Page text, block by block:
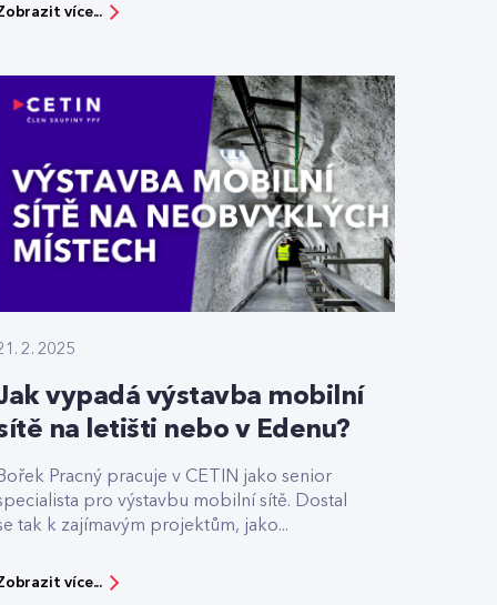
více...
2. 2025
vypadá výstavba mobilní
na letišti nebo v Edenu?
Bořek Pracný pracuje v CETIN jako senior
pro výstavbu mobilní sítě. Dostal
tak k zajímavým projektům, jako...
více...